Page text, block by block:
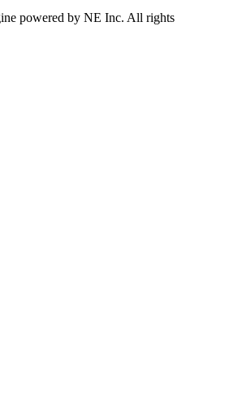
powered by NE Inc. All rights